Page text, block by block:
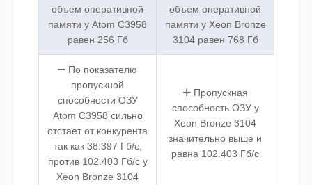
объем оперативной
памяти у Atom C3958
равен 256 Гб
объем оперативной
памяти у Xeon Bronze
3104 равен 768 Гб
По показателю
пропускной
способности ОЗУ
Atom C3958 сильно
отстает от конкурента
так как 38.397 Гб/с,
против 102.403 Гб/с у
Xeon Bronze 3104
Пропускная
способность ОЗУ у
Xeon Bronze 3104
значительно выше и
равна 102.403 Гб/с